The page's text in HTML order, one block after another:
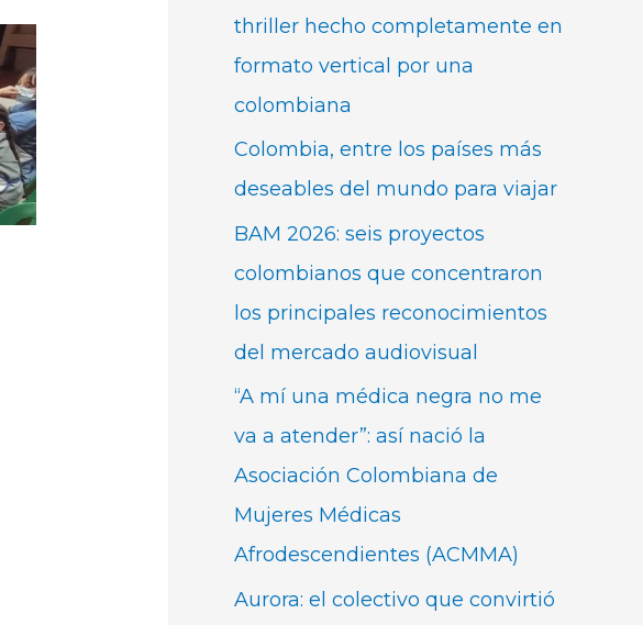
thriller hecho completamente en
formato vertical por una
colombiana
Colombia, entre los países más
deseables del mundo para viajar
BAM 2026: seis proyectos
colombianos que concentraron
los principales reconocimientos
del mercado audiovisual
“A mí una médica negra no me
va a atender”: así nació la
Asociación Colombiana de
Mujeres Médicas
Afrodescendientes (ACMMA)
Aurora: el colectivo que convirtió